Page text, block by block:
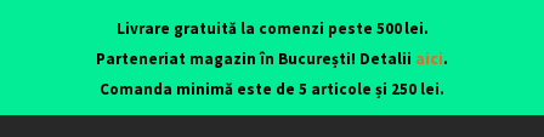
Livrare gratuită la comenzi peste 500 lei.
Parteneriat magazin în București! Detalii aici.
Comanda minimă este de 5 articole și 250 lei.